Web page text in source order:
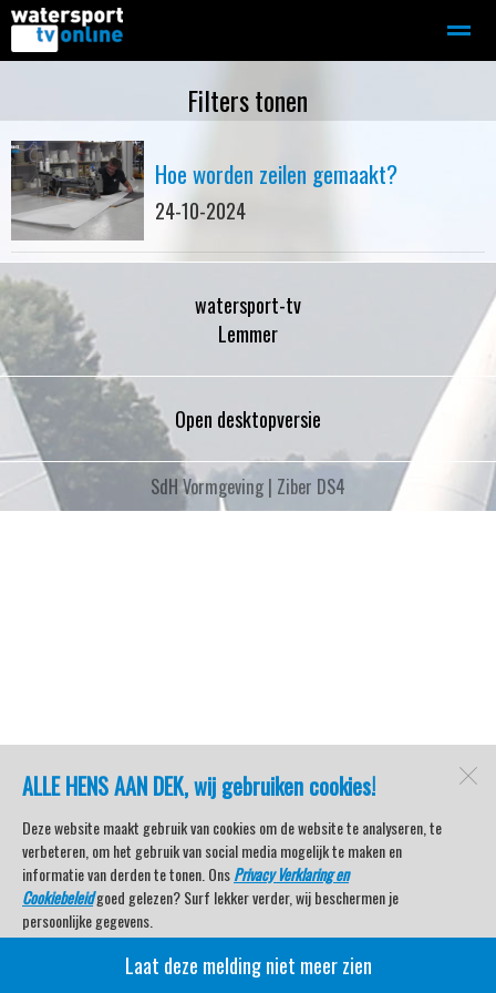
Motorboot-sloep Adverteren
Home Contact Bellen Zoeken
ALLE HENS AAN DEK, wij gebruiken cookies!
Deze website maakt gebruik van cookies om de website te analyseren, te
verbeteren, om het gebruik van social media mogelijk te maken en
informatie van derden te tonen. OnsPrivacy Verklaring en
Cookiebeleidgoed gelezen? Surf lekker verder, wij beschermen je
persoonlijke gegevens.
Veel kijkplezier met Watersport TV Beleving & Nieuws!
Laat deze melding niet meer zien
Filters tonen
Hoe worden zeilen gemaakt?
24-10-2024
watersport-tv
Lemmer
Open desktopversie
SdH Vormgeving | Ziber DS4